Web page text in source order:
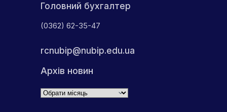
Головний бухгалтер
(0362) 62-35-47
rcnubip@nubip.edu.ua
Архів новин
Архіви